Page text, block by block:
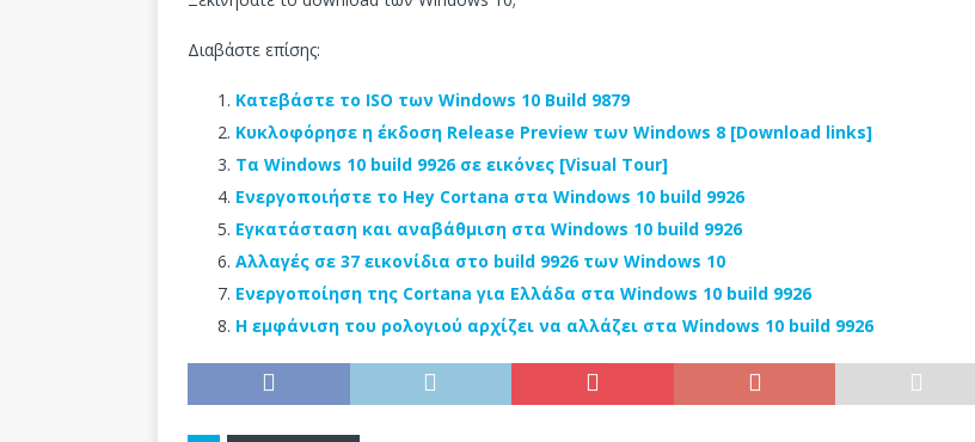
Διαβάστε επίσης:
Κατεβάστε το ISO των Windows 10 Build 9879
Κυκλοφόρησε η έκδοση Release Preview των Windows 8 [Download links]
Τα Windows 10 build 9926 σε εικόνες [Visual Tour]
Ενεργοποιήστε το Hey Cortana στα Windows 10 build 9926
Εγκατάσταση και αναβάθμιση στα Windows 10 build 9926
Αλλαγές σε 37 εικονίδια στο build 9926 των Windows 10
Ενεργοποίηση της Cortana για Ελλάδα στα Windows 10 build 9926
Η εμφάνιση του ρολογιού αρχίζει να αλλάζει στα Windows 10 build 9926